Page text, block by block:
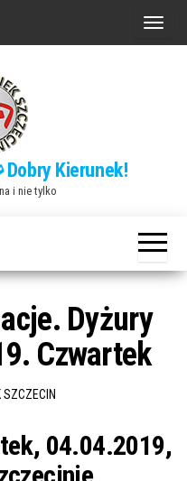
P
n
a
w
ę
Kierunek!
i nie tylko
Dyżury
Czwartek
SZCZECIN
04.04.2019,